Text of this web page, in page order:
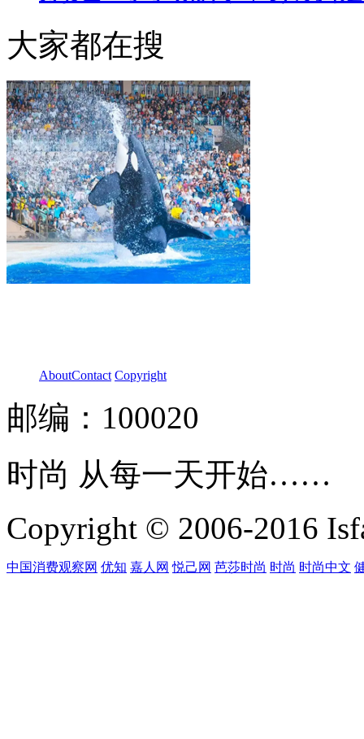
大家都在搜
AboutContact Copyright
邮编：100020
时尚 从每一天开始……
Copyright © 2006-2016
中国消费观察网 优知 嘉人网 悦己网 芭莎时尚 时尚 时尚中文